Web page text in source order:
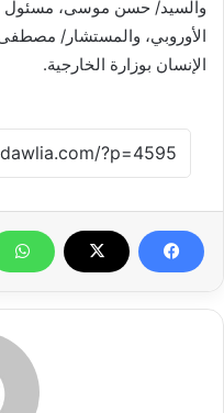
والسيد/ حسن موسى، مسئول
الأوروبي، والمستشار/
الإنسان بوزارة الخارجية.